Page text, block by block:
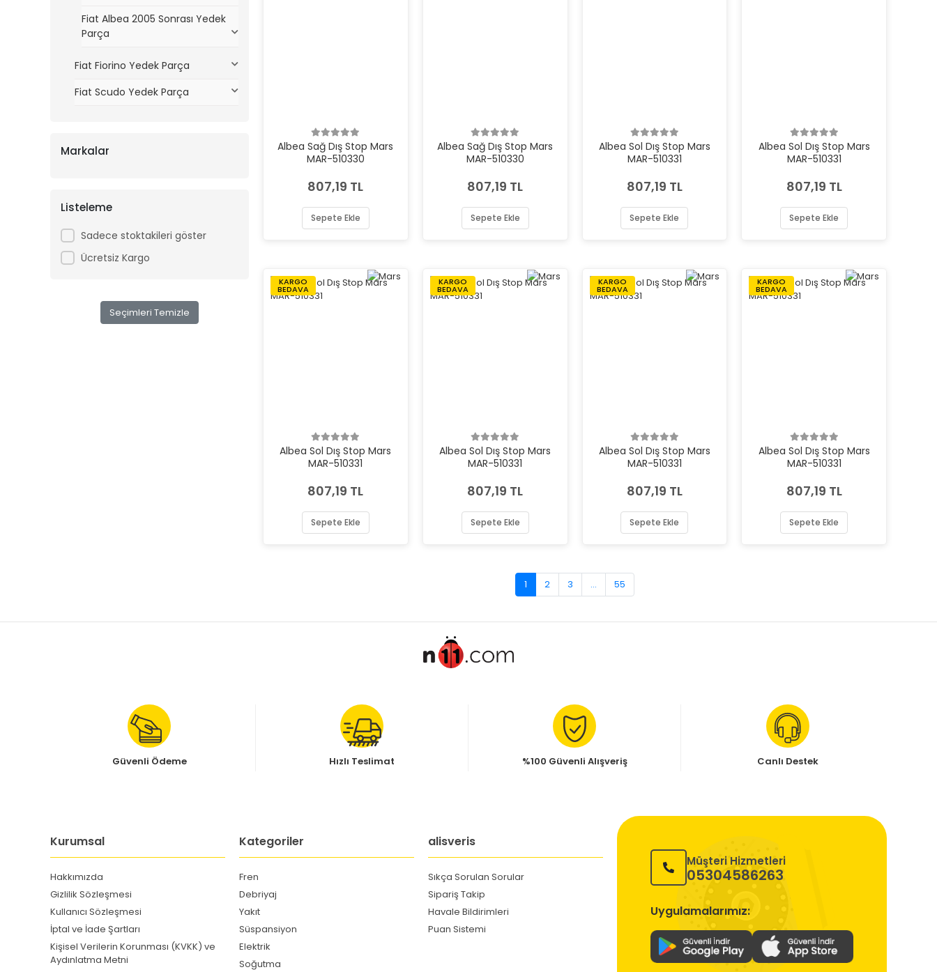
Fiat Albea 2005 Sonrası Yedek
Parça
Fiat Fiorino Yedek Parça
Fiat Scudo Yedek Parça
Markalar
Listeleme
Sadece stoktakileri göster
Ücretsiz Kargo
Seçimleri Temizle
Albea Sağ Dış Stop Mars
MAR-510330
807,19 TL
Sepete Ekle
Albea Sağ Dış Stop Mars
MAR-510330
807,19 TL
Sepete Ekle
Albea Sol Dış Stop Mars
MAR-510331
807,19 TL
Sepete Ekle
Albea Sol Dış Stop Mars
MAR-510331
807,19 TL
Sepete Ekle
KARGO
BEDAVA
Albea Sol Dış Stop Mars
MAR-510331
807,19 TL
Sepete Ekle
KARGO
BEDAVA
Albea Sol Dış Stop Mars
MAR-510331
807,19 TL
Sepete Ekle
KARGO
BEDAVA
Albea Sol Dış Stop Mars
MAR-510331
807,19 TL
Sepete Ekle
KARGO
BEDAVA
Albea Sol Dış Stop Mars
MAR-510331
807,19 TL
Sepete Ekle
1 2 3 ... 55
Güvenli Ödeme Hızlı Teslimat %100 Güvenli Alışveriş Canlı Destek
Kurumsal
Hakkımızda
Gizlilik Sözleşmesi
Kullanıcı Sözleşmesi
İptal ve İade Şartları
Kişisel Verilerin Korunması (KVKK) ve
Aydınlatma Metni
Kategoriler
Fren
Debriyaj
Yakıt
Süspansiyon
Elektrik
Soğutma
alisveris
Sıkça Sorulan Sorular
Sipariş Takip
Havale Bildirimleri
Puan Sistemi
Müşteri Hizmetleri
05304586263
Uygulamalarımız: